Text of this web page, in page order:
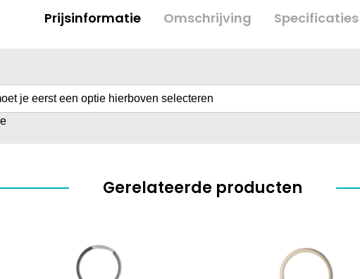
Prijsinformatie Omschrijving Specificaties
je eerst een optie hierboven selecteren
Gerelateerde producten